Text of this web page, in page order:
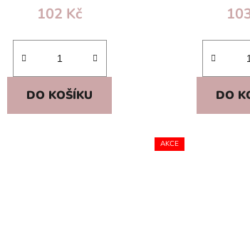
102 Kč
DO KOŠÍKU DO
AKCE